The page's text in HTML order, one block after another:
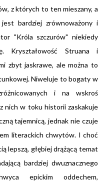
z których to ten mieszany, a
bardziej zrównoważony i
"Króla szczurów" niekiedy
Kryształowość Struana i
zbyt jaskrawe, ale można to
Niweluje to bogaty w
i na wskroś
nich w toku historii zaskakuje
tajemnicą, jednak nie czuje
literackich chwytów. I choć
lepszą, głębiej drążącą temat
bardziej dwuznacznego
epickim oddechem,